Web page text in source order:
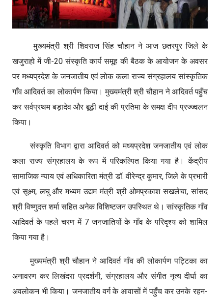
मुख्यमंत्री श्री शिवराज सिंह चौहान ने आज छतरपुर जिले के
खजुराहो में जी-20 संस्कृति कार्य समूह की बैठक के आयोजन के अवसर
पर मध्यप्रदेश के जनजातीय एवं लोक कला राज्य संग्रहालय सांस्कृतिक
गाँव आदिवर्त का लोकार्पण किया। मुख्यमंत्री श्री चौहान ने आदिवर्त पहुँच
कर सर्वप्रथम बड़ादेव और बूढ़ी दाई की प्रतिमा के समक्ष दीप प्रज्ज्वलन
किया।
संस्कृति विभाग द्वारा आदिवर्त को मध्यप्रदेश जनजातीय एवं लोक
कला राज्य संग्रहालय के रूप में परिकल्पित किया गया है। केंद्रीय
सामाजिक न्याय एवं अधिकारिता मंत्री डॉ. वीरेन्द्र कुमार, जिले के प्रभारी
एवं सूक्ष्म, लघु और मध्यम उद्यम मंत्री श्री ओमप्रकाश सखलेचा, सांसद
श्री विष्णुदत्त शर्मा सहित अनेक विशिष्टजन उपस्थित थे। सांस्कृतिक गाँव
आदिवर्त के पहले चरण में 7 जनजातियों के गाँव के परिदृश्य को शामिल
किया गया है।
मुख्यमंत्री श्री चौहान ने आदिवर्त गाँव की लोकार्पण पट्टिका का
अनावरण कर लिखंदरा प्रदर्शनी, संग्रहालय और संगीत नृत्य दीर्घा का
अवलोकन भी किया। जनजातीय वर्ग के आवासों में पहुँच कर उनके रहन-